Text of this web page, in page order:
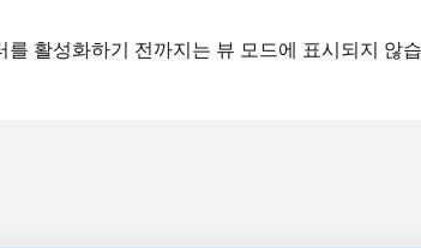
활성화하기 전까지는 뷰 모드에 표시되지 않